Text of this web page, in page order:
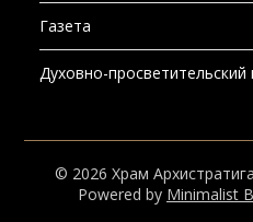
Газета
Духовно-просветительский
© 2026 Храм
Powered by Minimalist